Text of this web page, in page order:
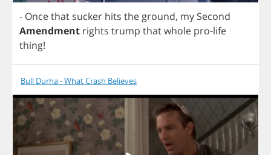
- Oncethat sucker hits the ground, my Second
Amendment rights trump thatwhole pro-life
thing!
Bull Durha - What Crash Believes